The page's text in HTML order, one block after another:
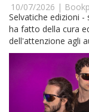
10/07/2026 |
Selvatiche edizioni -
ha fatto della cura
dell'attenzione agli